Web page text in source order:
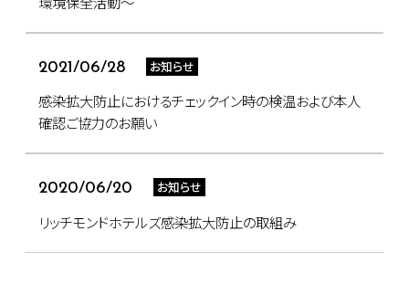
2021/06/28 お知らせ
感染拡大防止におけるチェックイン時の検温および本人
確認ご協力のお願い
2020/06/20 お知らせ
リッチモンドホテルズ感染拡大防止の取組み